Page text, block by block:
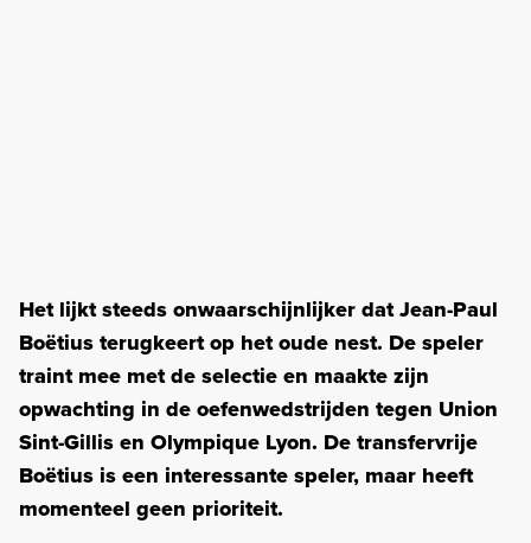
Het lijkt steeds onwaarschijnlijker dat Jean-Paul
Boëtius terugkeert op het oude nest. De speler
traint mee met de selectie en maakte zijn
opwachting in de oefenwedstrijden tegen Union
Sint-Gillis en Olympique Lyon. De transfervrije
Boëtius is een interessante speler, maar heeft
momenteel geen prioriteit.